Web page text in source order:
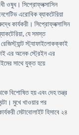
ওষুধ। সিপ্রোফ্লক্সাসিন
এরোবিক ব্যাকটেরিয়া
কার্যকরী। সিপ্রোফ্লক্সাসিন
যে সমস্ত
রেজিস্ট্যান্ট স্ট্যাফাইলোকক্কাই
এর অনেক স্ট্রেইন এর
সাথে যুক্ত হয়ে
বিশোষিত হয় এবং দেহ তন্ত্র
মুখে খাওয়ার পর
মেটাবোলাইট হিসাবে ২৪